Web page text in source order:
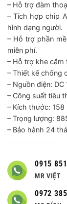
– Hỗ trợ đàm
– Tích hợp chip
hình dạng người.
– Hỗ trợ phần
miễn phí.
– Hỗ trợ khe cắm
– Thiết kế chống
– Nguồn điện: DC
– Công suất tiêu
– Kích thước:
– Trọng lượng:
– Bảo hành 24
0915
MR VIỆT
0972